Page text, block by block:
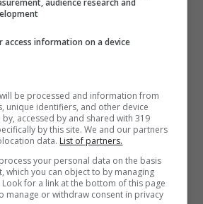
a Napoli,
“Mi voleva a
De Luca che dura anni.
lo voleva in quel di
access information on a device
be processed and information from
unique identifiers, and other device
accessed by and shared with 319
by this site. We and our partners
data. List of partners.
your personal data on the basis
which you can object to by managing
for a link at the bottom of this page
manage or withdraw consent in privacy